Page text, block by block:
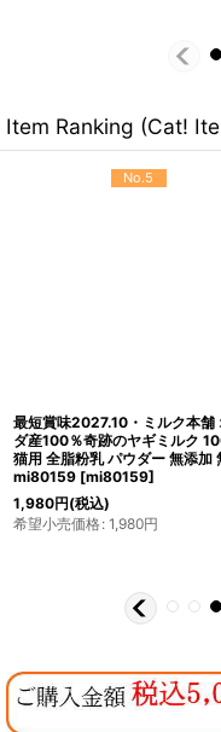
Item Ranking (Cat!
No.5
最短賞味2027.10・ミルク本舗
ダ産100％奇跡のヤギミルク
猫用 全脂粉乳 パウダー 無添加
mi80159 [mi80159]
1,980円(税込)
希望小売価格: 1,980円